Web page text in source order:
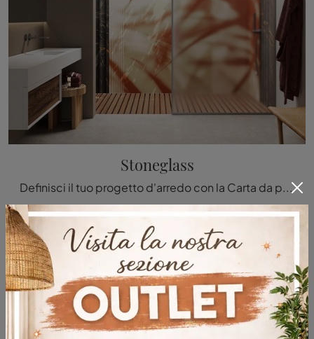
Stoneglass
Definisci il tuo progetto d'arredo con la Carta da parati vinilica: se vuoi una soluzione moderna, Stoneglass fa al caso tuo.